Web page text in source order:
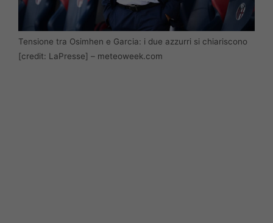
Tensione tra Osimhen e Garcia: i due azzurri si chiariscono
[credit: LaPresse] – meteoweek.com